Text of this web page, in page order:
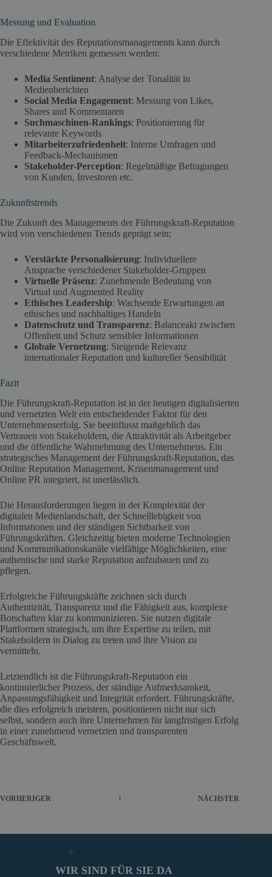
Messung und Evaluation
Die Effektivität des Reputationsmanagements kann durch
verschiedene Metriken gemessen werden:
Media Sentiment: Analyse der Tonalität in
Medienberichten
Social Media Engagement: Messung von Likes,
Shares und Kommentaren
Suchmaschinen-Rankings: Positionierung für
relevante Keywords
Mitarbeiterzufriedenheit: Interne Umfragen und
Feedback-Mechanismen
Stakeholder-Perception: Regelmäßige Befragungen
von Kunden, Investoren etc.
Zukunftstrends
Die Zukunft des Managements der Führungskraft-Reputation
wird von verschiedenen Trends geprägt sein:
Verstärkte Personalisierung: Individuellere
Ansprache verschiedener Stakeholder-Gruppen
Virtuelle Präsenz: Zunehmende Bedeutung von
Virtual und Augmented Reality
Ethisches Leadership: Wachsende Erwartungen an
ethisches und nachhaltiges Handeln
Datenschutz und Transparenz: Balanceakt zwischen
Offenheit und Schutz sensibler Informationen
Globale Vernetzung: Steigende Relevanz
internationaler Reputation und kultureller Sensibilität
Fazit
Die Führungskraft-Reputation ist in der heutigen digitalisierten
und vernetzten Welt ein entscheidender Faktor für den
Unternehmenserfolg. Sie beeinflusst maßgeblich das
Vertrauen von Stakeholdern, die Attraktivität als Arbeitgeber
und die öffentliche Wahrnehmung des Unternehmens. Ein
strategisches Management der Führungskraft-Reputation, das
Online Reputation Management, Krisenmanagement und
Online PR integriert, ist unerlässlich.
Die Herausforderungen liegen in der Komplexität der
digitalen Medienlandschaft, der Schnelllebigkeit von
Informationen und der ständigen Sichtbarkeit von
Führungskräften. Gleichzeitig bieten moderne Technologien
und Kommunikationskanäle vielfältige Möglichkeiten, eine
authentische und starke Reputation aufzubauen und zu
pflegen.
Erfolgreiche Führungskräfte zeichnen sich durch
Authentizität, Transparenz und die Fähigkeit aus, komplexe
Botschaften klar zu kommunizieren. Sie nutzen digitale
Plattformen strategisch, um ihre Expertise zu teilen, mit
Stakeholdern in Dialog zu treten und ihre Vision zu
vermitteln.
Letztendlich ist die Führungskraft-Reputation ein
kontinuierlicher Prozess, der ständige Aufmerksamkeit,
Anpassungsfähigkeit und Integrität erfordert. Führungskräfte,
die dies erfolgreich meistern, positionieren nicht nur sich
selbst, sondern auch ihre Unternehmen für langfristigen Erfolg
in einer zunehmend vernetzten und transparenten
Geschäftswelt.
VORHERIGER NÄCHSTER
WIR SIND FÜR SIE DA